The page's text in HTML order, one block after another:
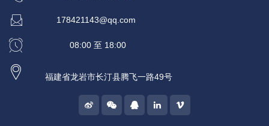
178421143@qq.com
08:00 至 18:00
福建省龙岩市长汀县腾飞一路49号